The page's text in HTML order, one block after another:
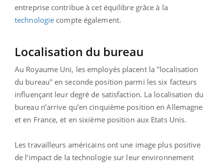
entreprise contribue à cet équilibre grâce à la
technologie compte également.
Localisation du bureau
Au Royaume Uni, les employés placent la "localisation
du bureau" en seconde position parmi les six facteurs
influençant leur degré de satisfaction. La localisation du
bureau n’arrive qu’en cinquième position en Allemagne
et en France, et en sixième position aux Etats Unis.
Les travailleurs américains ont une image plus positive
de l’impact de la technologie sur leur environnement